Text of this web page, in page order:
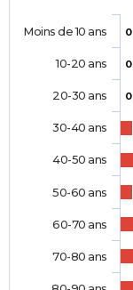
0
0
0
Moins de 10 ans
10-20 ans
20-30 ans
30-40 ans
40-50 ans
50-60 ans
60-70 ans
70-80 ans